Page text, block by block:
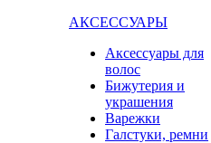
АКСЕССУАРЫ
Аксессуары для
волос
Бижутерия и
украшения
Варежки
Галстуки, ремни